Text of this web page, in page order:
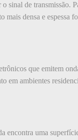
sinal de transmissão.
densa e espessa
que emitem
em ambientes
encontra uma